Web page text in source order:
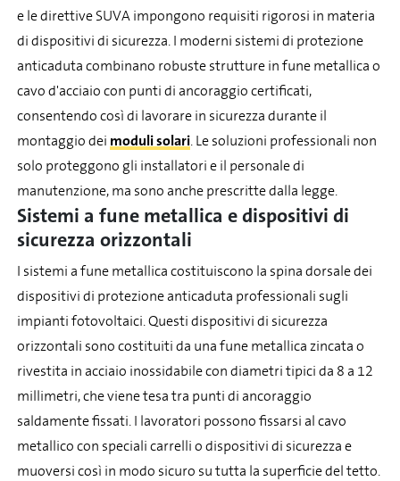
e le direttive SUVA impongono requisiti rigorosi in materia
di dispositivi di sicurezza. I moderni sistemi di protezione
anticaduta combinano robuste strutture in fune metallica o
cavo d'acciaio con punti di ancoraggio certificati,
consentendo così di lavorare in sicurezza durante il
montaggio dei moduli solari. Le soluzioni professionali non
solo proteggono gli installatori e il personale di
manutenzione, ma sono anche prescritte dalla legge.
Sistemi a fune metallica e dispositivi di
sicurezza orizzontali
I sistemi a fune metallica costituiscono la spina dorsale dei
dispositivi di protezione anticaduta professionali sugli
impianti fotovoltaici. Questi dispositivi di sicurezza
orizzontali sono costituiti da una fune metallica zincata o
rivestita in acciaio inossidabile con diametri tipici da 8 a 12
millimetri, che viene tesa tra punti di ancoraggio
saldamente fissati. I lavoratori possono fissarsi al cavo
metallico con speciali carrelli o dispositivi di sicurezza e
muoversi così in modo sicuro su tutta la superficie del tetto.